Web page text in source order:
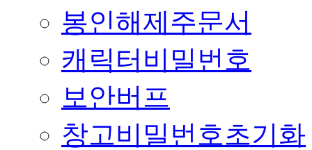
봉인해제주문서
캐릭터비밀번호
보안버프
창고비밀번호초기화